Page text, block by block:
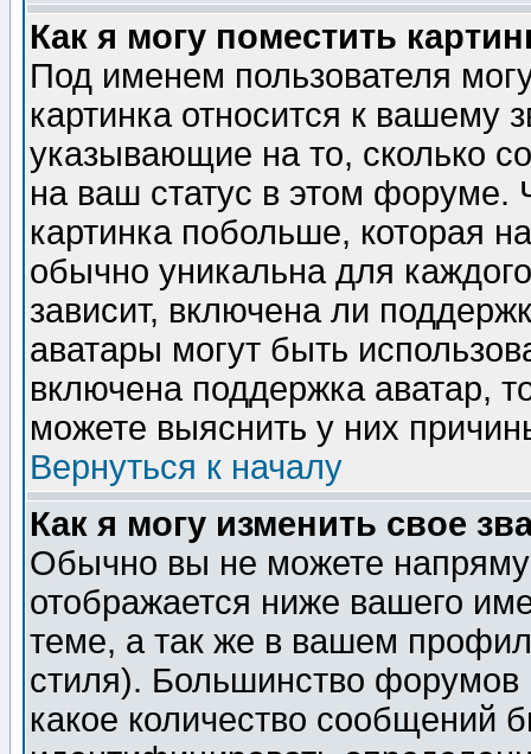
Как я могу поместить
Под именем пользователя
картинка относится к вашему
указывающие на то, сколько
на ваш статус в этом форуме.
картинка побольше, которая
обычно уникальна для
зависит, включена ли
аватары могут быть
включена поддержка аватар,
можете выяснить у них
Вернуться к началу
Как я могу изменить свое
Обычно вы не можете
отображается ниже вашего
теме, а так же в вашем
стиля). Большинство форумов
какое количество сообщений